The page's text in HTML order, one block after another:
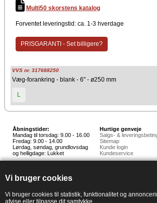
Vi bruger cookies
Vi bruger cookies til statistik, funktionalitet og
afvise eller tilpasse dit samtykke.
Multi50 skorstens katalog
Forventet leveringstid: ca. 1-3 hverdage
PRISGARANTI - Set billigere?
VVS nr. 317688250
Væg-forankring - blank - 6" - ø250 mm
L
Åbningstider:
Mandag til torsdag: 9.00 - 16.00
Fredag: 9.00 - 14.00
Lørdag, søndag, grundlovsdag
og helligdage: Lukket
Hurtige genveje
Salgs- &
Sitemap
Kunde login
Kundeservice
Hunnerupvej 3, 6920 Videbæk
E-mail:salg@hedestoker.dk
PA: